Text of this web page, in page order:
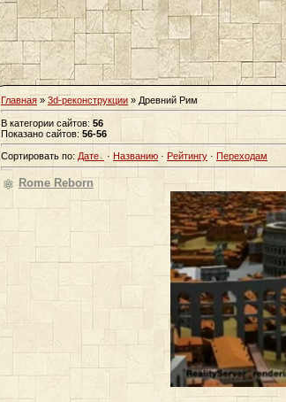
Главная » 3d-реконструкции » Древний Рим
В категории сайтов: 56
Показано сайтов: 56-56
Сортировать по: Дате · Названию · Рейтингу · Переходам
Rome Reborn